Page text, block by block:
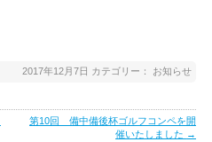
2017年12月7日 カテゴリー： お知らせ
第10回 備中備後杯ゴルフコンペを開
催いたしました →